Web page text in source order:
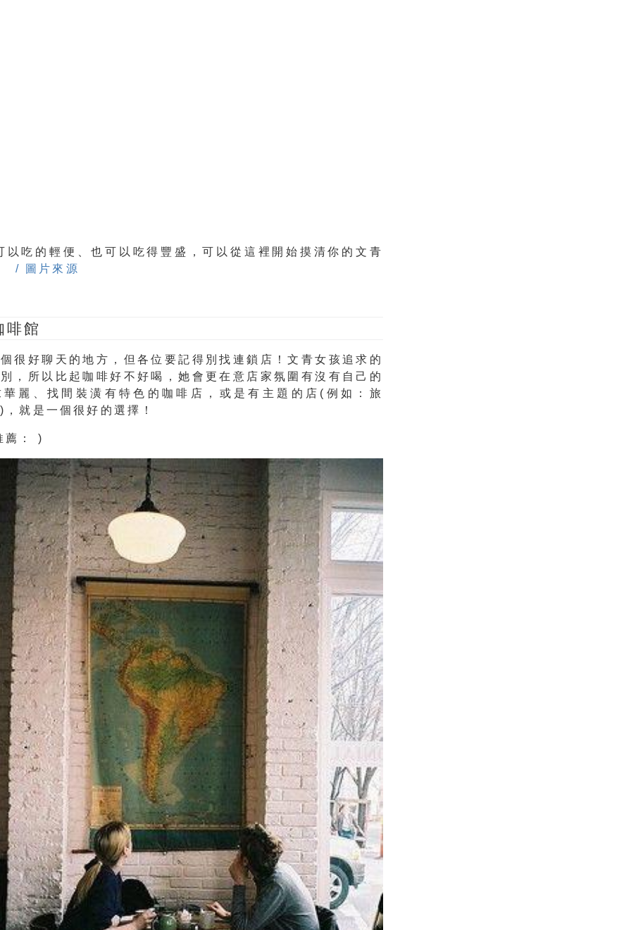
吃的輕便、也可以吃得豐盛，可以從這裡開始摸清你的文青
/ 圖片來源
啡館
很好聊天的地方，但各位要記得 別找連鎖店 ！文青女孩追求的
，所以比起咖啡好不好喝，她會更在意店家氛圍有沒有自己的
華麗、找間裝潢有特色的咖啡店，或是有主題的店 (例如：旅
就是一個很好的選擇！
： )